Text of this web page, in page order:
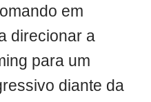
em
direcionar a
para um
diante da